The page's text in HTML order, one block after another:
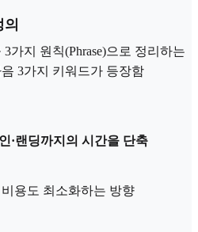
가지 원칙(Phrase)으로 정리하는
3가지 키워드가 등장함
·랜딩까지의 시간을 단축
용도 최소화하는 방향